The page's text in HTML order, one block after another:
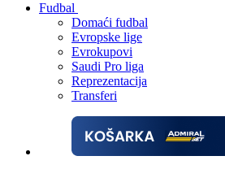
Fudbal
Domaći fudbal
Evropske lige
Evrokupovi
Saudi Pro liga
Reprezentacija
Transferi